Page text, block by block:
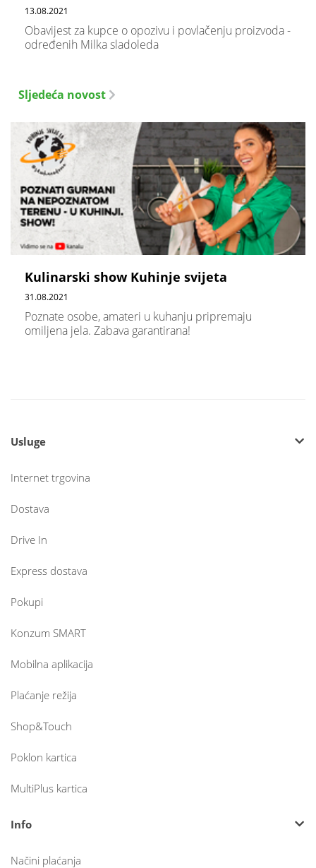
13.08.2021
Obavijest za kupce o opozivu i povlačenju proizvoda -
određenih Milka sladoleda
Sljedeća novost
Kulinarski show Kuhinje svijeta
31.08.2021
Poznate osobe, amateri u kuhanju pripremaju
omiljena jela. Zabava garantirana!
Usluge
Internet trgovina
Dostava
Drive In
Express dostava
Pokupi
Konzum SMART
Mobilna aplikacija
Plaćanje režija
Shop&Touch
Poklon kartica
MultiPlus kartica
Info
Načini plaćanja